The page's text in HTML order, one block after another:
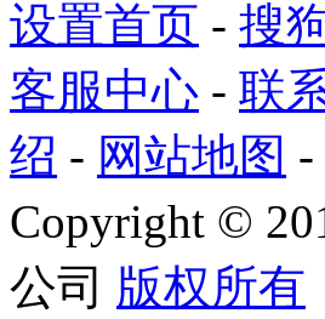
设置首页 - 搜
客服中心 - 联
绍 - 网站地图 -
Copyright ©
公司 版权所有